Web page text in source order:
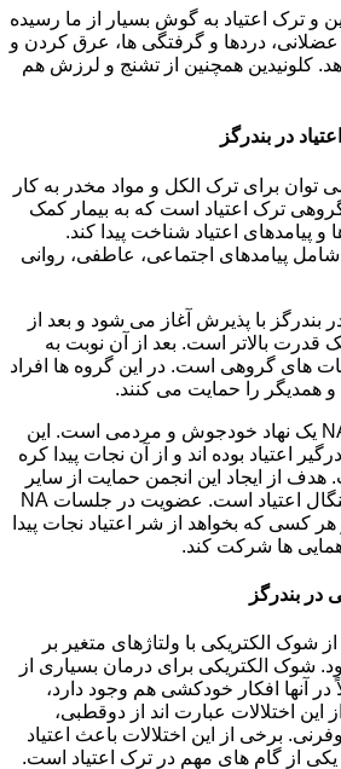
و ترک اعتیاد به گوش بسیار از ما رسیده
عضلانی، دردها و گرفتگی ها، عرق کردن و
کلونیدین همچنین از تشنج و لرزش هم
توان برای ترک الکل و مواد مخدر به کار
ترک اعتیاد است که به بیمار کمک
پیامدهای اعتیاد شناخت پیدا کند.
شامل پیامدهای اجتماعی، عاطفی، روانی
در بندرگز با پذیرش آغاز می شود و بعد از
قدرت بالاتر است. بعد از آن نوبت به
های گروهی است. در این گروه ها افراد
همدیگر را حمایت می کنند.
انجمن معتادان گمنام یا NA یک نهاد خودجوش و مردمی است. این
اعتیاد بوده اند و از آن نجات پیدا کره
هدف از ایجاد این انجمن حمایت از سایر
معتادان برای رهایی از چنگال اعتیاد است. عضویت در جلسات NA
کسی که بخواهد از شر اعتیاد نجات پیدا
ها شرکت کند.
در بندرگز
شوک الکتریکی با ولتاژهای متغیر بر
شوک الکتریکی برای درمان بسیاری از
در آنها افکار خودکشی هم وجود دارد،
اختلالات عبارت اند از دوقطبی،
برخی از این اختلالات باعث اعتیاد
از گام های مهم در ترک اعتیاد است.